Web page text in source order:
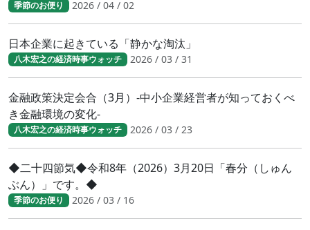
季節のお便り 2026 / 04 / 02
日本企業に起きている「静かな淘汰」
八木宏之の経済時事ウォッチ 2026 / 03 / 31
金融政策決定会合（3月）-中小企業経営者が知っておくべ
き金融環境の変化-
八木宏之の経済時事ウォッチ 2026 / 03 / 23
◆二十四節気◆令和8年（2026）3月20日「春分（しゅん
ぶん）」です。◆
季節のお便り 2026 / 03 / 16